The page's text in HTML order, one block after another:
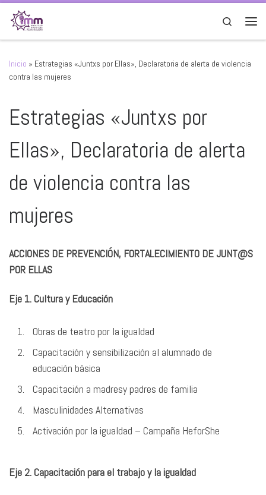
Saltar al contenido
Search
Inicio » Estrategias «Juntxs por Ellas», Declaratoria de alerta de violencia
contra las mujeres
Estrategias «Juntxs por
Ellas», Declaratoria de alerta
de violencia contra las
mujeres
ACCIONES DE PREVENCIÓN, FORTALECIMIENTO DE JUNT@S
POR ELLAS
Eje 1. Cultura y Educación
Obras de teatro por la igualdad
Capacitación y sensibilización al alumnado de
educación básica
Capacitación a madresy padres de familia
Masculinidades Alternativas
Activación por la igualdad – Campaña HeforShe
Eje 2. Capacitación para el trabajo y la igualdad